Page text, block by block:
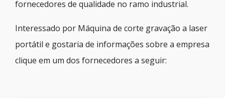
fornecedores de qualidade no ramo industrial.
Interessado por Máquina de corte gravação a laser
portátil e gostaria de informações sobre a empresa
clique em um dos fornecedores a seguir: